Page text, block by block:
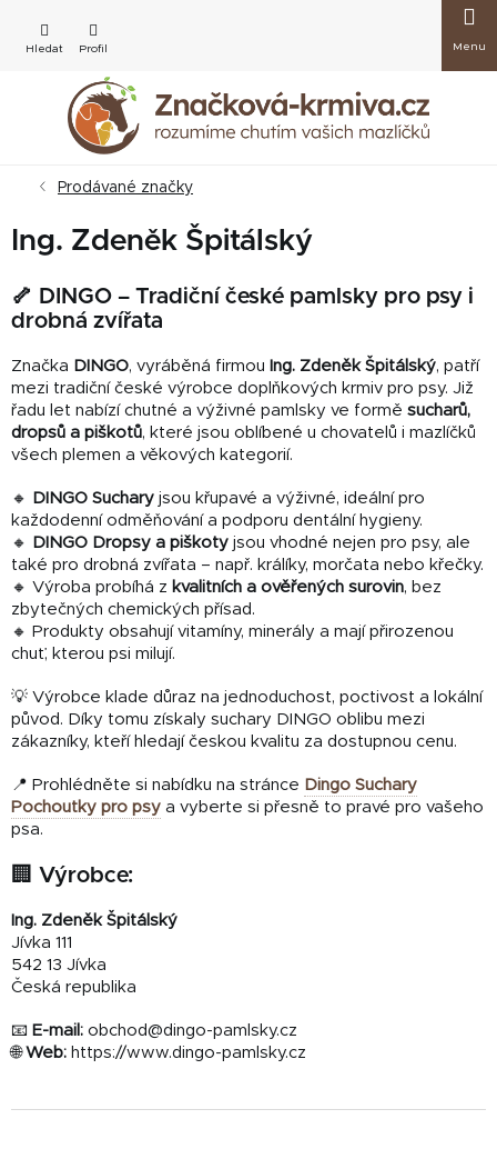
obsah
košík
Prodávané značky
Ing. Zdeněk Špitálský
🦴 DINGO – Tradiční české pamlsky pro psy i
drobná zvířata
Značka DINGO, vyráběná firmou Ing. Zdeněk Špitálský, patří
mezi tradiční české výrobce doplňkových krmiv pro psy. Již
řadu let nabízí chutné a výživné pamlsky ve formě sucharů,
dropsů a piškotů, které jsou oblíbené u chovatelů i mazlíčků
všech plemen a věkových kategorií.
🔸 DINGO Suchary jsou křupavé a výživné, ideální pro
každodenní odměňování a podporu dentální hygieny.
🔸
DINGO Dropsy a piškoty jsou vhodné nejen pro psy, ale
také pro drobná zvířata – např. králíky, morčata nebo křečky.
🔸 Výroba probíhá z kvalitních a ověřených surovin, bez
zbytečných chemických přísad.
🔸 Produkty obsahují vitamíny, minerály a mají přirozenou
chuť, kterou psi milují.
💡 Výrobce klade důraz na jednoduchost, poctivost a lokální
původ. Díky tomu získaly suchary DINGO oblibu mezi
zákazníky, kteří hledají českou kvalitu za dostupnou cenu.
📍 Prohlédněte si nabídku na stránce Dingo Suchary
Pochoutky pro psy a vyberte si přesně to pravé pro vašeho
psa.
🏢 Výrobce:
Ing. Zdeněk Špitálský
Jívka 111
542 13 Jívka
Česká republika
📧 E-mail: obchod@dingo-pamlsky.cz
🌐Web: https://www.dingo-pamlsky.cz